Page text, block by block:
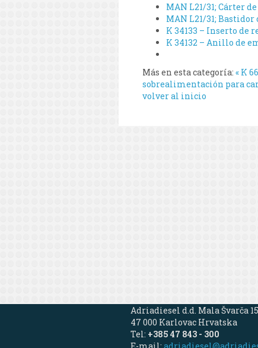
MAN L21/31; Cárter
MAN L21/31; Bastidor
K 34133 – Inserto de
K 34132 – Anillo de
Más en esta categoría: « K
sobrealimentación para
volver al inicio
Adriadiesel d.d. Mala Švarča
47 000 Karlovac Hrvatska
Tel: +385 47 843 - 300